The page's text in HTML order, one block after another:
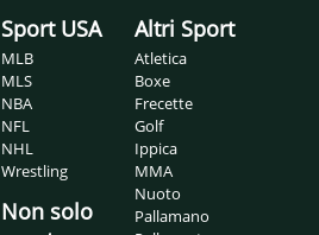
Sport USA
MLB
MLS
NBA
NFL
NHL
Wrestling
Non solo
Altri Sport
Atletica
Boxe
Frecette
Golf
Ippica
MMA
Nuoto
Pallamano